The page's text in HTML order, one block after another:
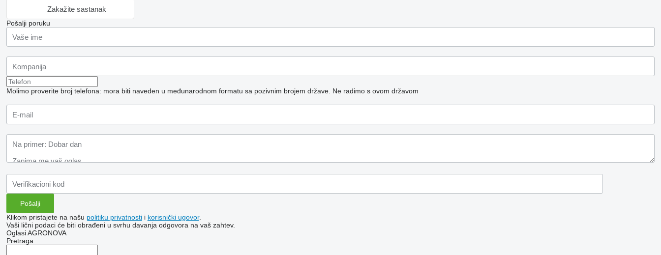
Zakažite sastanak
Pošalji poruku
Molimo proverite broj telefona: mora biti naveden u međunarodnom formatu sa pozivnim brojem države. Ne radimo s ovom državom
Klikom pristajete na našu politiku privatnostii korisnički ugovor.
Vaši lični podaci će biti obrađeni u svrhu davanja odgovora na vaš zahtev.
Oglasi AGRONOVA
Pretraga